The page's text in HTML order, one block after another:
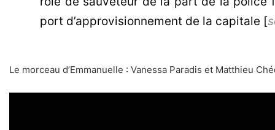
port d’approvisionnement de la capitale [
Le morceau d’Emmanuelle : Vanessa Paradis et Matthieu